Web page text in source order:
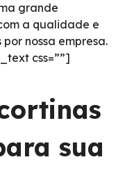
grande
a qualidade e
nossa empresa.
css=””]
sua